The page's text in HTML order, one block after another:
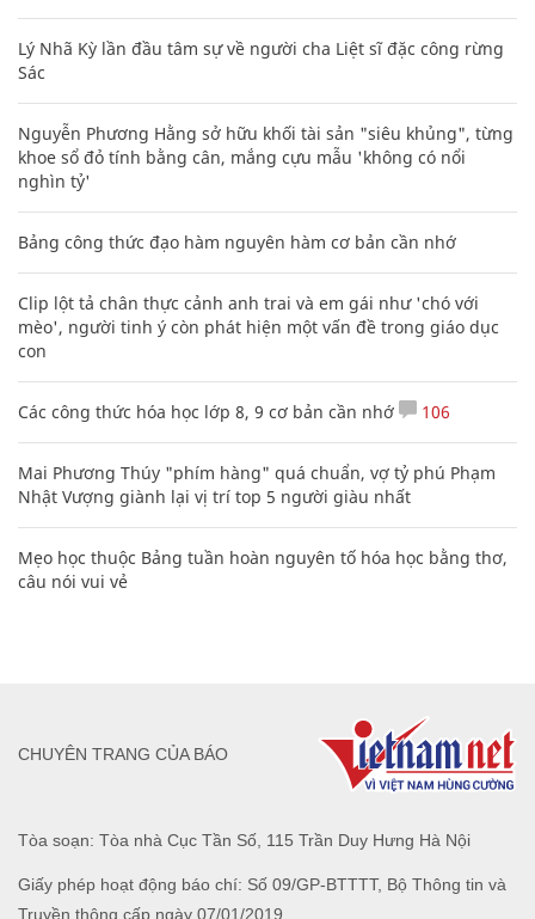
Lý Nhã Kỳ lần đầu tâm sự về người cha Liệt sĩ đặc công rừng
Sác
Nguyễn Phương Hằng sở hữu khối tài sản "siêu khủng", từng
khoe sổ đỏ tính bằng cân, mắng cựu mẫu 'không có nổi
nghìn tỷ'
Bảng công thức đạo hàm nguyên hàm cơ bản cần nhớ
Clip lột tả chân thực cảnh anh trai và em gái như 'chó với
mèo', người tinh ý còn phát hiện một vấn đề trong giáo dục
con
Các công thức hóa học lớp 8, 9 cơ bản cần nhớ 106
Mai Phương Thúy "phím hàng" quá chuẩn, vợ tỷ phú Phạm
Nhật Vượng giành lại vị trí top 5 người giàu nhất
Mẹo học thuộc Bảng tuần hoàn nguyên tố hóa học bằng thơ,
câu nói vui vẻ
Tòa soạn: Tòa nhà Cục Tần Số, 115 Trần Duy Hưng Hà Nội
Giấy phép hoạt động báo chí: Số 09/GP-BTTTT, Bộ Thông tin và
Truyền thông cấp ngày 07/01/2019.
CHUYÊN TRANG CỦA BÁO